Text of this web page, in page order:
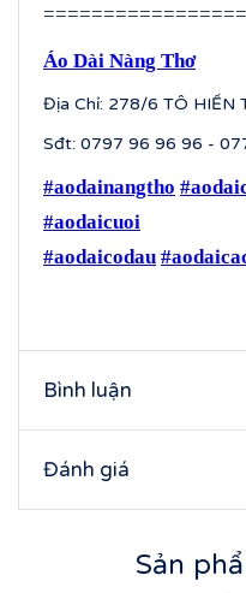
Áo Dài Nàng Thơ
Địa Chỉ: 278/6 TÔ HIẾN
Sđt: 0797 96 96 96 -
#aodainangtho
#aodaicuoi
#aodaicodau
Bình luận
Đánh giá
Sản